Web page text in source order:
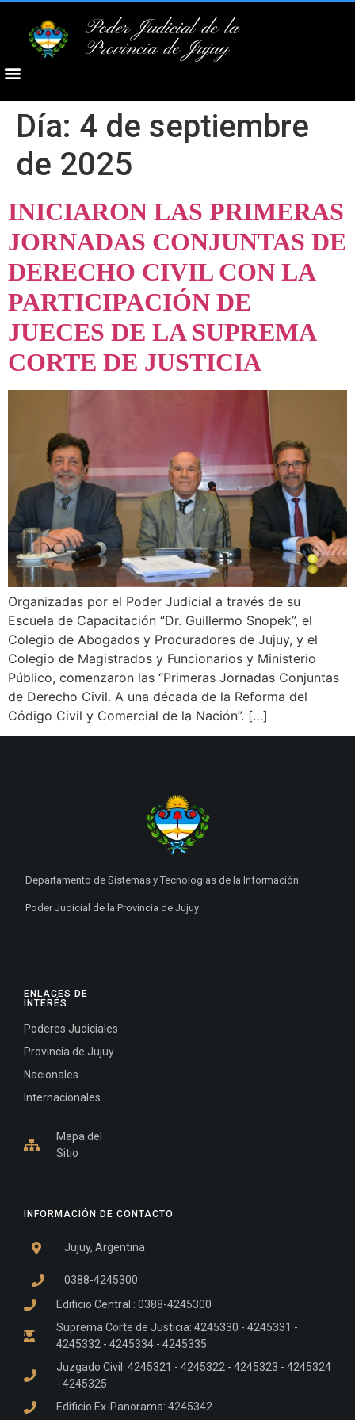
Poder Judicial de la
Provincia de Jujuy
Día: 4 de septiembre
de 2025
INICIARON LAS PRIMERAS
JORNADAS CONJUNTAS DE
DERECHO CIVIL CON LA
PARTICIPACIÓN DE
JUECES DE LA SUPREMA
CORTE DE JUSTICIA
Organizadas por el Poder Judicial a través de su
Escuela de Capacitación “Dr. Guillermo Snopek”, el
Colegio de Abogados y Procuradores de Jujuy, y el
Colegio de Magistrados y Funcionarios y Ministerio
Público, comenzaron las “Primeras Jornadas Conjuntas
de Derecho Civil. A una década de la Reforma del
Código Civil y Comercial de la Nación”. […]
INFORMACIÓN DE CONTACTO
Jujuy, Argentina
0388-4245300
Edificio Central : 0388-4245300
Suprema Corte de Justicia: 4245330 - 4245331 -
4245332 - 4245334 - 4245335
Juzgado Civil: 4245321 - 4245322 - 4245323 - 4245324
- 4245325
Edificio Ex-Panorama: 4245342
ENLACES DE
INTERÉS
Poderes Judiciales
Provincia de Jujuy
Nacionales
Internacionales
Mapa del
Sitio
Departamento de Sistemas y Tecnologías de la Información.
Poder Judicial de la Provincia de Jujuy